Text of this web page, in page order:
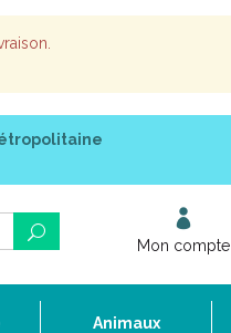
Mon compte
Animaux